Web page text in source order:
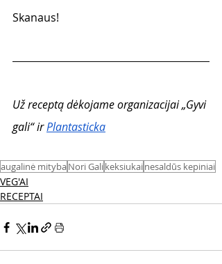
Skanaus!
Už receptą dėkojame organizacijai „Gyvi
gali“ irPlantasticka
augalinė mitybaNori Galikeksiukainesaldūs kepiniai
VEG'AI
RECEPTAI